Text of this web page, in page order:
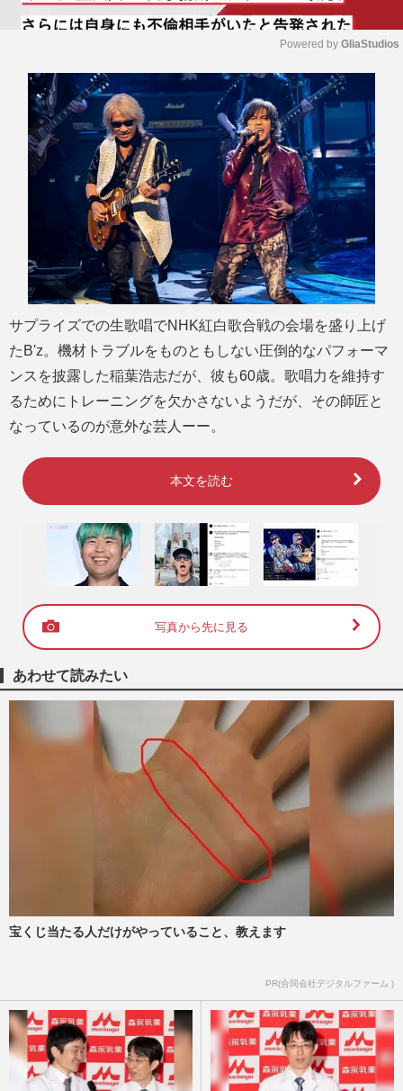
M
u
Powered by GliaStudios
サプライズでの生歌唱でNHK紅白歌合戦の会場を盛り上げ
たB'z。機材トラブルをものともしない圧倒的なパフォーマ
ンスを披露した稲葉浩志だが、彼も60歳。歌唱力を維持す
るためにトレーニングを欠かさないようだが、その師匠と
なっているのが意外な芸人ーー。
本文を読む
写真から先に見る
あわせて読みたい
宝くじ当たる人だけがやっていること、教えます
PR(合同会社デジタルファーム )